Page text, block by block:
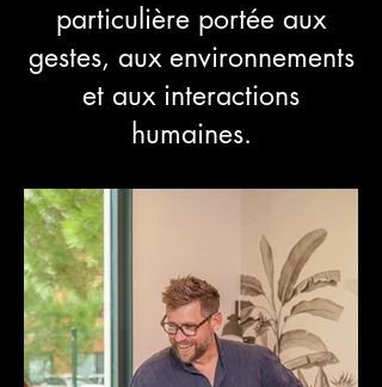
particulière portée aux
gestes, aux environnements
et aux interactions
humaines.